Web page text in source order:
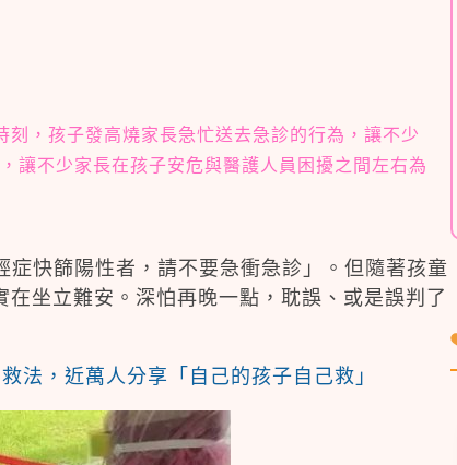
，孩子發高燒家長急忙送去急診的行為，讓不少
讓不少家長在孩子安危與醫護人員困擾之間左右為
快篩陽性者，請不要急衝急診」。但隨著孩童
坐立難安。深怕再晚一點，耽誤、或是誤判了
法，近萬人分享「自己的孩子自己救」